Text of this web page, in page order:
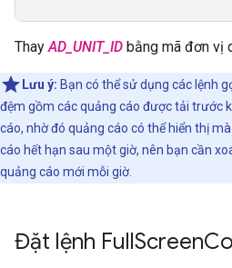
ThayAD_UNIT_ID bằng mã đơn vị
Lưu ý: Bạn có thể sử dụng các lệnh
đệm gồm các quảng cáo được tải trước
cáo, nhờ đó quảng cáo có thể hiển thị
cáo hết hạn sau một giờ, nên bạn cần
quảng cáo mới mỗi giờ.
Đặt lệnh FullScreen